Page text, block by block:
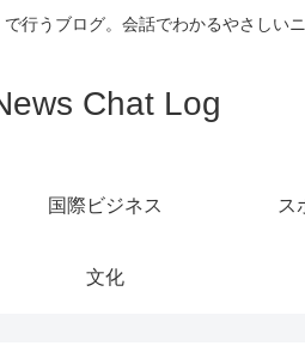
行うブログ。会話でわかるやさしい
Chat Log
国際ビジネス ス
文化